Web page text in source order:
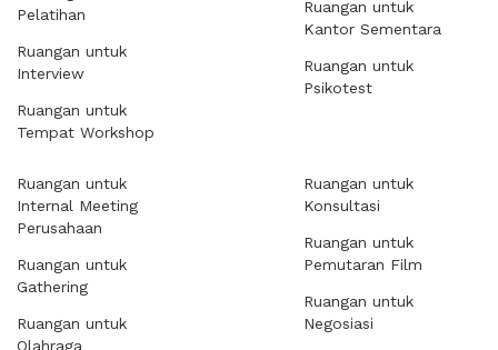
Pelatihan
Ruangan untuk
Interview
Ruangan untuk
Tempat Workshop
Ruangan untuk
Kantor Sementara
Ruangan untuk
Psikotest
Ruangan untuk
Internal Meeting
Perusahaan
Ruangan untuk
Gathering
Ruangan untuk
Olahraga
Ruangan untuk
Konsultasi
Ruangan untuk
Pemutaran Film
Ruangan untuk
Negosiasi